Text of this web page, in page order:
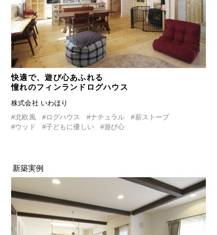
快適で、遊び心あふれる
憧れのフィンランドログハウス
株式会社 いわほり
#北欧風
#ログハウス #ナチュラル
#薪ストーブ
#ウッド
#子どもに優しい #遊び心
新築実例